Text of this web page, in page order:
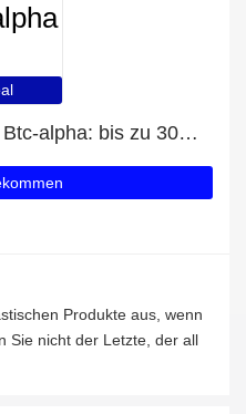
Tägliche Ersparnisse für Btc-alpha: bis zu 30% Rabatt + kostenlose Geschenke und mehr
Produkte aus, wenn
Sie nicht der Letzte, der all